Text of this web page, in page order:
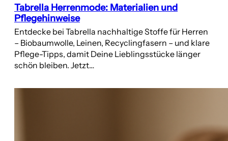
Tabrella Herrenmode: Materialien und
Pflegehinweise
Entdecke bei Tabrella nachhaltige Stoffe für Herren
– Biobaumwolle, Leinen, Recyclingfasern – und klare
Pflege-Tipps, damit Deine Lieblingsstücke länger
schön bleiben. Jetzt…